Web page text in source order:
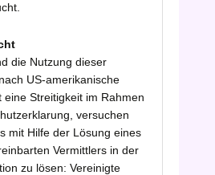
die Nutzung dieser
US-amerikanische
eine Streitigkeit im Rahmen
versuchen
mit Hilfe der Lösung eines
Vermittlers in der
zu lösen: Vereinigte